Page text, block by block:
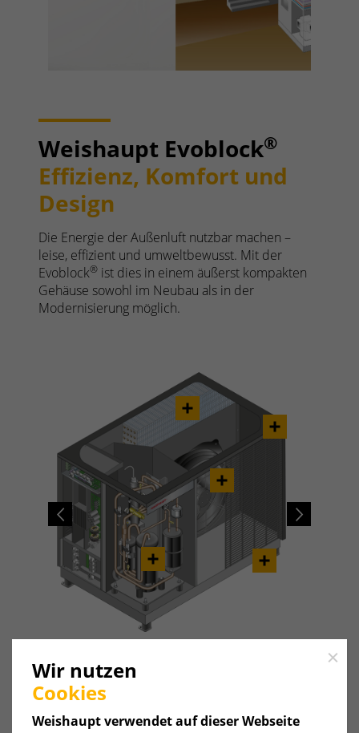
Weishaupt Evoblock®
Effizienz, Komfort und
Design
Die Energie der Außenluft nutzbar machen –
leise, effizient und umweltbewusst. Mit der
Evoblock® ist dies in einem äußerst kompakten
Gehäuse sowohl im Neubau als in der
Modernisierung möglich.
Previous Next
Close
Wir nutzen
Cookies
Weishaupt verwendet auf dieser Webseite